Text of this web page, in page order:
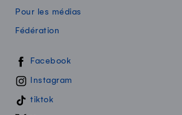
Pour les médias
Fédération
Swissmilk sur les réseaux sociaux
Facebook
Instagram
tiktok